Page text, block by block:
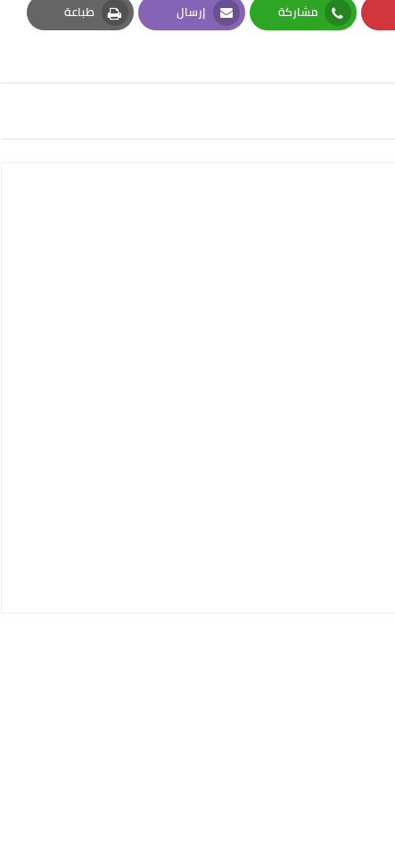
مشاركة
Whatsapp
إرسال
Email
طباعة
Print